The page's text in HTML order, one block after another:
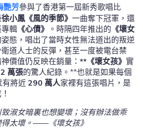
艷芳參與了香港第一屆新秀歌唱比
徐小鳳《風的季節》 一曲奪下冠軍，還
輯 《心債》 。時隔四年推出的 《壞女
態，唱出了當時女性無法道出的叛逆
道人士的反彈，甚至一度被電台禁
價值仍反映在銷量： **《壞女孩》 實
萬張的驚人紀錄。**也就是如果每個
有將近 290 萬人家裡有這張唱片，是
淑女暗裏也想變壞；沒有辦法做乖
得太壞。——《壞女孩》